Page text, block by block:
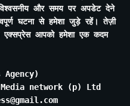
विश्वसनीय और समय पर अपडेट देने
घटना से हमेशा जुड़े रहें। तेज़ी
एक्सप्रेस आपको हमेशा एक कदम
Agency)
network (p) Ltd